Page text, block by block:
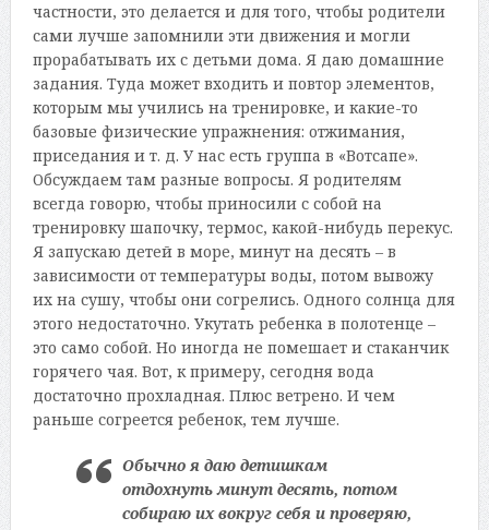
частности, это делается и для того, чтобы родители
сами лучше запомнили эти движения и могли
прорабатывать их с детьми дома. Я даю домашние
задания. Туда может входить и повтор элементов,
которым мы учились на тренировке, и какие-то
базовые физические упражнения: отжимания,
приседания и т. д. У нас есть группа в «Вотсапе».
Обсуждаем там разные вопросы. Я родителям
всегда говорю, чтобы приносили с собой на
тренировку шапочку, термос, какой-нибудь перекус.
Я запускаю детей в море, минут на десять – в
зависимости от температуры воды, потом вывожу
их на сушу, чтобы они согрелись. Одного солнца для
этого недостаточно. Укутать ребенка в полотенце –
это само собой. Но иногда не помешает и стаканчик
горячего чая. Вот, к примеру, сегодня вода
достаточно прохладная. Плюс ветрено. И чем
раньше согреется ребенок, тем лучше.
Обычно я даю детишкам
отдохнуть минут десять, потом
собираю их вокруг себя и проверяю,